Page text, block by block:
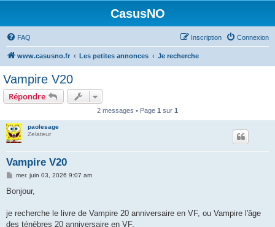
CasusNO
FAQ Connexion
Inscription
www.casusno.fr Les petites annonces Je recherche
Vampire V20
Répondre
2 messages • Page 1 sur 1
paolesage
Zelateur
Vampire V20
M
s
g
mer. juin 03, 2026 9:07 am
Bonjour,
je recherche le livre de Vampire 20 anniversaire en VF, ou Vampire l'âge
des ténèbres 20 anniversaire en VF.